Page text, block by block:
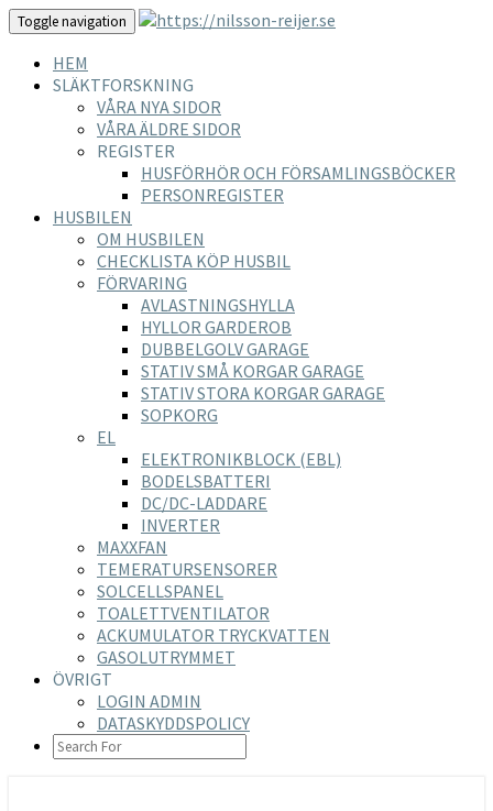
Toggle navigation
HEM
SLÄKTFORSKNING
VÅRA NYA SIDOR
VÅRA ÄLDRE SIDOR
REGISTER
HUSFÖRHÖR OCH FÖRSAMLINGSBÖCKER
PERSONREGISTER
HUSBILEN
OM HUSBILEN
CHECKLISTA KÖP HUSBIL
FÖRVARING
AVLASTNINGSHYLLA
HYLLOR GARDEROB
DUBBELGOLV GARAGE
STATIV SMÅ KORGAR GARAGE
STATIV STORA KORGAR GARAGE
SOPKORG
EL
ELEKTRONIKBLOCK (EBL)
BODELSBATTERI
DC/DC-LADDARE
INVERTER
MAXXFAN
TEMERATURSENSORER
SOLCELLSPANEL
TOALETTVENTILATOR
ACKUMULATOR TRYCKVATTEN
GASOLUTRYMMET
ÖVRIGT
LOGIN ADMIN
DATASKYDDSPOLICY
SEARCH
ICON